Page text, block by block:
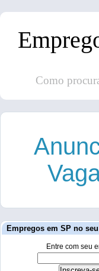
Como
Empregos em SP no seu
Entre com seu